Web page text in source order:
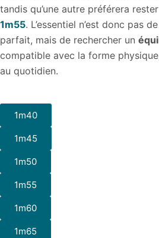
tandis qu’une autre préférera
1m55. L’essentiel n’est donc pas
parfait, mais de rechercher un
compatible avec la forme
au quotidien.
1m40
1m45
1m50
1m55
1m60
1m65